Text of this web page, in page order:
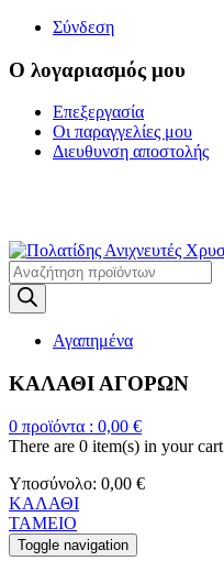
Σύνδεση
Ο λογαριασμός μου
Επεξεργασία
Οι παραγγελίες μου
Διευθυνση αποστολής
Products
search
Αγαπημένα
ΚΑΛΑΘΙ ΑΓΟΡΩΝ
0 προϊόντα : 0,00 €
There are 0 item(s) in your cart
Υποσύνολο: 0,00 €
ΚΑΛΑΘΙ
ΤΑΜΕΙΟ
Toggle navigation